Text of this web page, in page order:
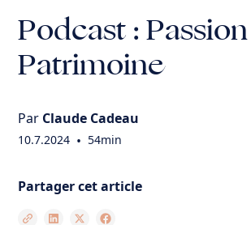
Podcast : Passion
Patrimoine
Par Claude Cadeau
10.7.2024 • 54min
Partager cet article